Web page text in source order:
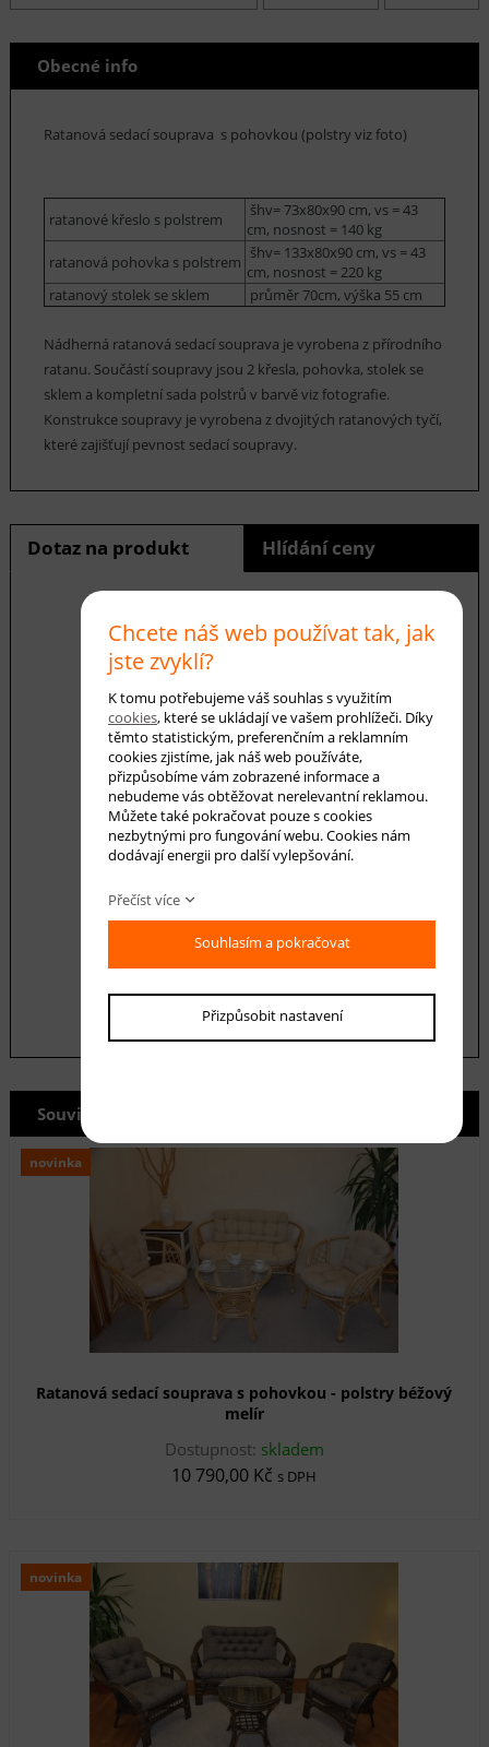
Obecné info
Ratanová sedací souprava s pohovkou (polstry viz foto)
ratanové křeslo s polstrem
šhv= 73x80x90 cm, vs = 43
cm, nosnost = 140 kg
ratanová pohovka s polstrem šhv= 133x80x90 cm, vs = 43
cm, nosnost = 220 kg
ratanový stolek se sklem
průměr 70cm, výška 55 cm
Nádherná ratanová sedací souprava je vyrobena z přírodního
ratanu. Součástí soupravy jsou 2 křesla, pohovka, stolek se
sklem a kompletní sada polstrů v barvě viz fotografie.
Konstrukce soupravy je vyrobena z dvojitých ratanových tyčí,
které zajišťují pevnost sedací soupravy.
Dotaz na produkt Hlídání ceny
E-mail *
Váš dotaz
Souhlasím se zásadami ochrany
údajů
odeslat
Související produkty
novinka
Ratanová sedací souprava s pohovkou - polstry béžový
melír
Dostupnost: skladem
10 790,00 Kč s DPH
novinka
Chcete náš web používat tak, jak
jste zvyklí?
K tomu potřebujeme váš souhlas s využitím
cookies, které se ukládají ve vašem prohlížeči. Díky
těmto statistickým, preferenčním a reklamním
cookies zjistíme, jak náš web používáte,
přizpůsobíme vám zobrazené informace a
nebudeme vás obtěžovat nerelevantní reklamou.
Můžete také pokračovat pouze s cookies
nezbytnými pro fungování webu. Cookies nám
dodávají energii pro další vylepšování.
Přečíst více
Souhlasím a pokračovat
Přizpůsobit nastavení